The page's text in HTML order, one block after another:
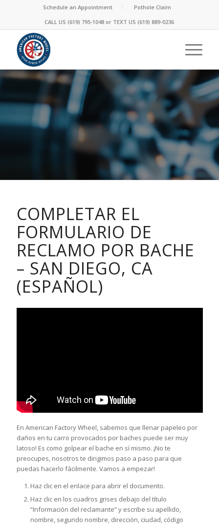
Schedule an Appointment
Pothole Claim
CALL US (619) 795-1048 or TEXT US (619) 889-0236
COMPLETAR EL
FORMULARIO DE
RECLAMO POR BACHE
– SAN DIEGO, CA
(ESPAÑOL)
En American Factory Wheel, sabemos que llenar papeleo por
daños en tu carro provocados por baches puede ser muy
latoso! Es como golpear el bache en sí mismo. ¡No te
preocupes, nosotros te dirigimos paso a paso para que
puedas hacerlo fácilmente. Vamos a empezar!
Haz clic en el enlace para abrir el documento.
Haz clic en los cuadros grises debajo del título
“Información del reclamante” y escribe su apellido,
nombre, segundo nombre, dirección, ciudad, código